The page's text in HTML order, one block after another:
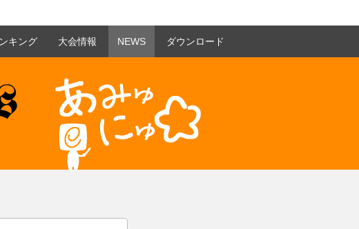
キング 大会情報 NEWS ダウンロード